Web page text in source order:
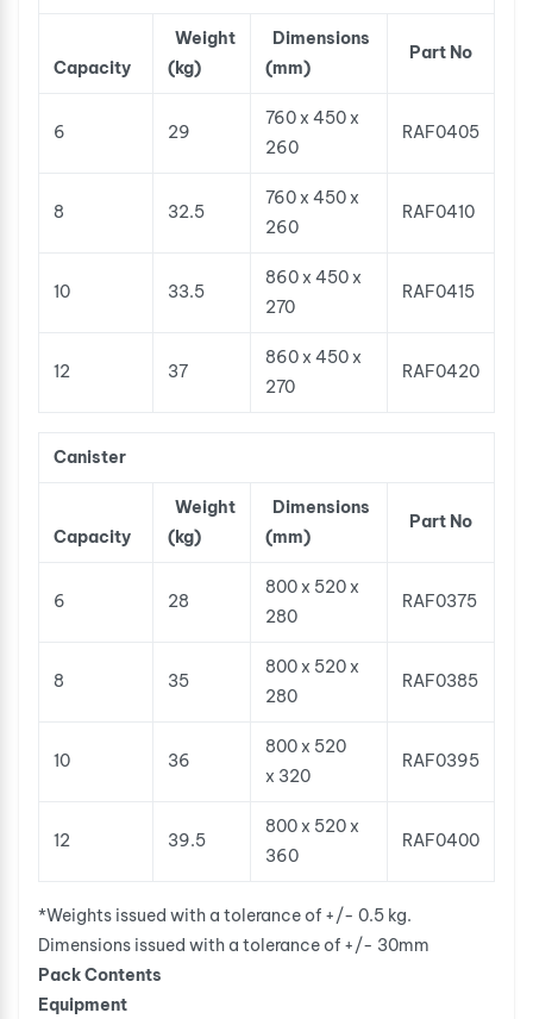
Capacity
Weight
(kg)
Dimensions
(mm)
Part No
6 29
760 x 450 x
260
RAF0405
8 32.5
760 x 450 x
260
RAF0410
10 33.5
860 x 450 x
270
RAF0415
12 37
860 x 450 x
270
RAF0420
Canister
Capacity
Weight
(kg)
Dimensions
(mm)
Part No
6 28
800 x 520 x
280
RAF0375
8 35
800 x 520 x
280
RAF0385
10 36
800 x 520
x 320
RAF0395
12 39.5
800 x 520 x
360
RAF0400
*Weights issued with a tolerance of +/- 0.5 kg.
Dimensions issued with a tolerance of +/- 30mm
Pack Contents
Equipment